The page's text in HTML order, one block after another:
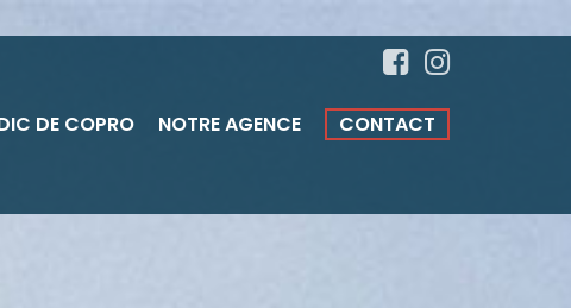
DE COPRO NOTRE AGENCE CONTACT